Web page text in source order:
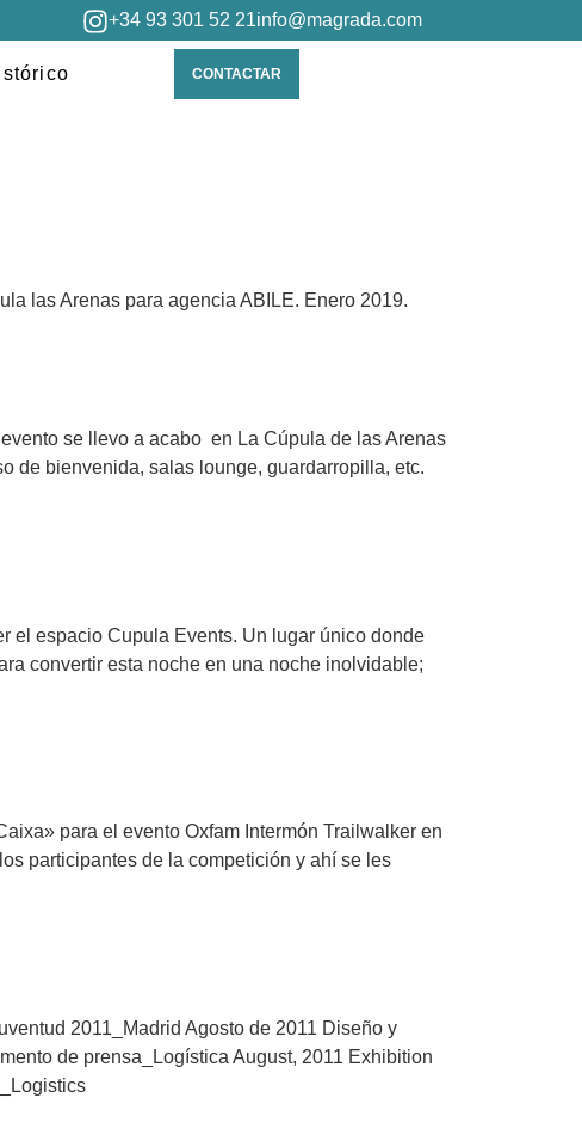
+34 93 301 52 21info@magrada.com
CONTACTAR
las Arenas para agencia ABILE. Enero 2019.
se llevo a acabo en La Cúpula de las Arenas
de bienvenida, salas lounge, guardarropilla, etc.
el espacio Cupula Events. Un lugar único donde
convertir esta noche en una noche inolvidable;
para el evento Oxfam Intermón Trailwalker en
participantes de la competición y ahí se les
2011_Madrid Agosto de 2011 Diseño y
de prensa_Logística August, 2011 Exhibition